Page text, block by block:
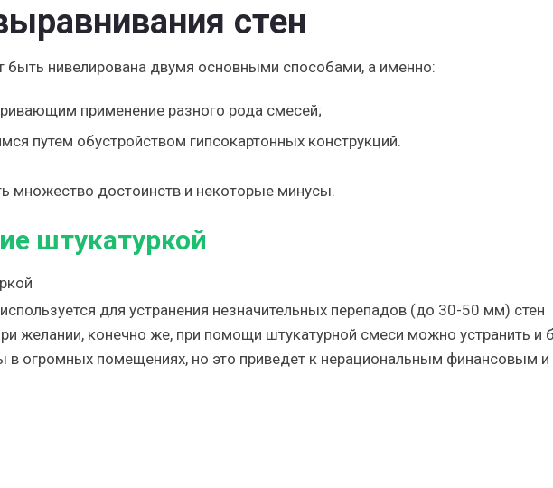
стен
быть нивелирована двумя основными способами, а именно:
применение разного рода смесей;
путем обустройством гипсокартонных конструкций.
множество достоинств и некоторые минусы.
штукатуркой
для устранения незначительных перепадов (до 30-50 мм) стен
желании, конечно же, при помощи штукатурной смеси можно устранить и
в огромных помещениях, но это приведет к нерациональным финансовым и